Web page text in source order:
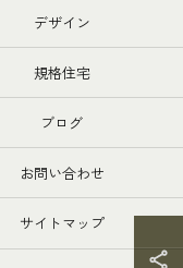
デザイン
規格住宅
ブログ
お問い合わせ
サイトマップ